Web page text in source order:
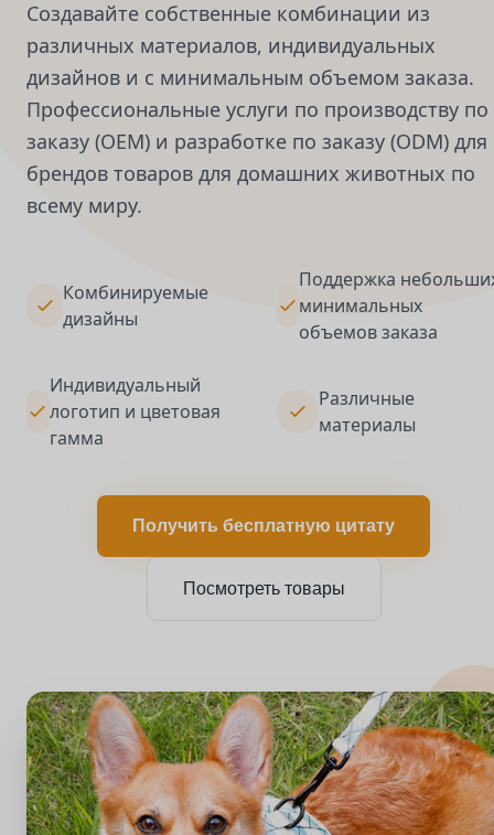
Создавайте собственные комбинации из
различных материалов, индивидуальных
дизайнов и с минимальным объемом заказа.
Профессиональные услуги по производству по
заказу (OEM) и разработке по заказу (ODM) для
брендов товаров для домашних животных по
всему миру.
Комбинируемые
дизайны
Поддержка
минимальных
объемов заказа
Индивидуальный
логотип и цветовая
гамма
Различные
материалы
Получить бесплатную цитату
Посмотреть товары